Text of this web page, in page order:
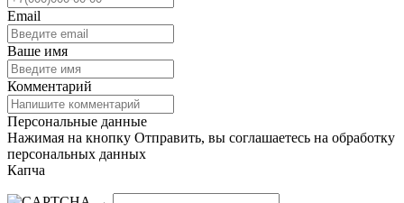
Email
Ваше имя
Комментарий
Персональные данные
Нажимая на кнопку Отправить, вы соглашаетесь на обработку
персональных данных
Капча